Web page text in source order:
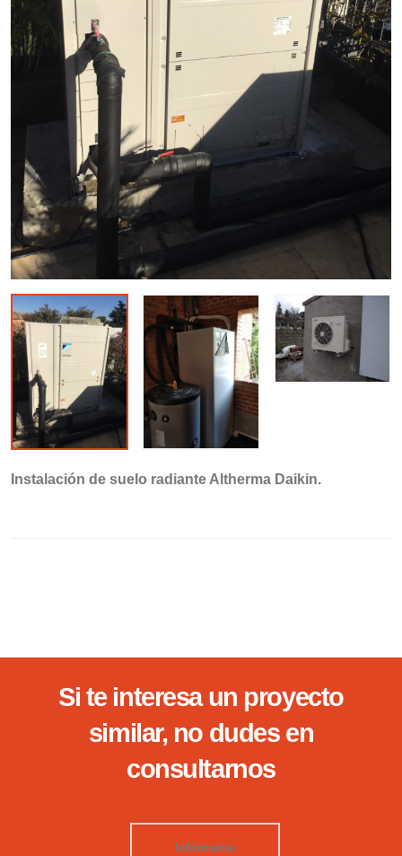
Instalación de suelo radiante Altherma Daikin.
Si te interesa un proyecto
similar, no dudes en
consultarnos
Infórmame